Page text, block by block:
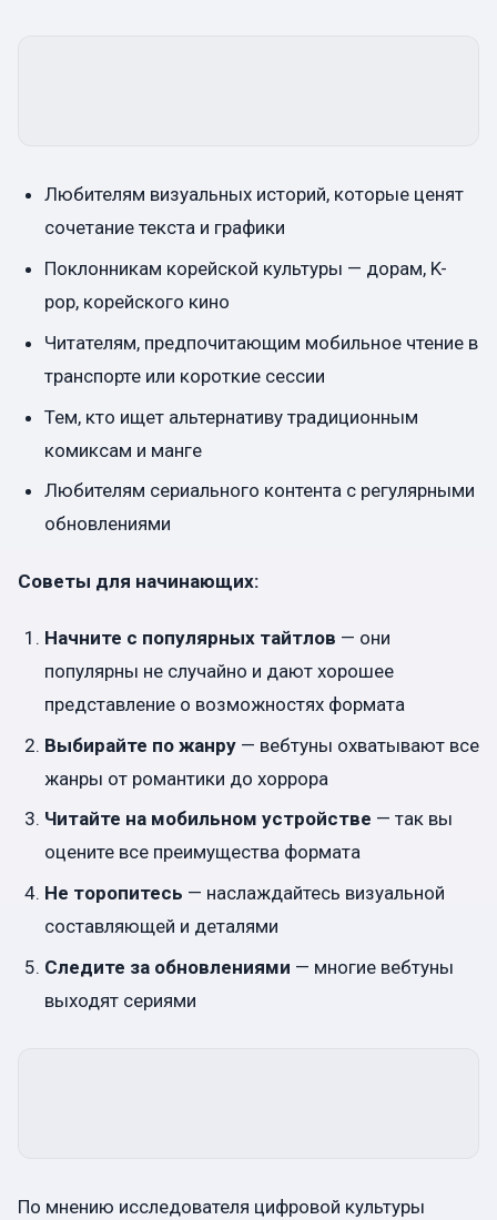
Любителям визуальных историй, которые ценят
сочетание текста и графики
Поклонникам корейской культуры — дорам, K-
pop, корейского кино
Читателям, предпочитающим мобильное чтение в
транспорте или короткие сессии
Тем, кто ищет альтернативу традиционным
комиксам и манге
Любителям сериального контента с регулярными
обновлениями
Советы для начинающих:
Начните с популярных тайтлов — они
популярны не случайно и дают хорошее
представление о возможностях формата
Выбирайте по жанру — вебтуны охватывают все
жанры от романтики до хоррора
Читайте на мобильном устройстве — так вы
оцените все преимущества формата
Не торопитесь — наслаждайтесь визуальной
составляющей и деталями
Следите за обновлениями — многие вебтуны
выходят сериями
По мнению исследователя цифровой культуры